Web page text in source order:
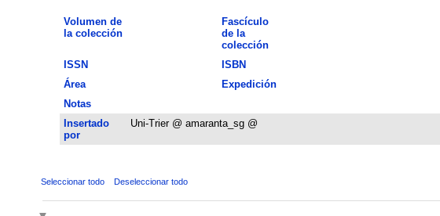
Volumen de
la colección
Fascículo
de la
colección
ISSN ISBN
Área
Expedición
Notas
Insertado
por
Uni-Trier @ amaranta_sg @
Seleccionar todo Deseleccionar todo